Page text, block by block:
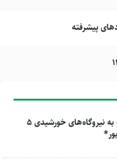
پیشرفته
تجهیز ۱۲ هزار مدرسه به نیروگاه‌های خورشیدی ۵